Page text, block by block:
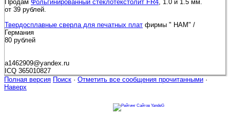
Продам Фольгинированный стеклотекстолит FR4 , 1.0 и 1.5 мм.
от 39 рублей.
Твердосплавные сверла для печатных плат фирмы " НАМ" /
Германия
80 рублей
a1462909@yandex.ru
ICQ 365010827
Полная версия Поиск · Отметить все сообщения прочитанными ·
Наверх